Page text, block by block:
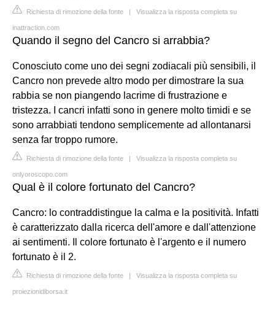
Richiesta di rimozione della fonte | Visualizza la risposta completa su
inattraction.com
Quando il segno del Cancro si arrabbia?
Conosciuto come uno dei segni zodiacali più sensibili, il
Cancro non prevede altro modo per dimostrare la sua
rabbia se non piangendo lacrime di frustrazione e
tristezza. I cancri infatti sono in genere molto timidi e se
sono arrabbiati tendono semplicemente ad allontanarsi
senza far troppo rumore.
Richiesta di rimozione della fonte | Visualizza la risposta completa su
onlyoroscopo.com
Qual è il colore fortunato del Cancro?
Cancro: lo contraddistingue la calma e la positività. Infatti
è caratterizzato dalla ricerca dell'amore e dall'attenzione
ai sentimenti. Il colore fortunato è l'argento e il numero
fortunato è il 2.
Richiesta di rimozione della fonte | Visualizza la risposta completa su
proiezionidiborsa.it